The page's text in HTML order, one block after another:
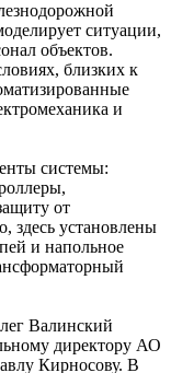
ситуации,
объектов.
близких к
и
системы:
от
здесь установлены
и напольное
Валинский
директору АО
Кирносову. В